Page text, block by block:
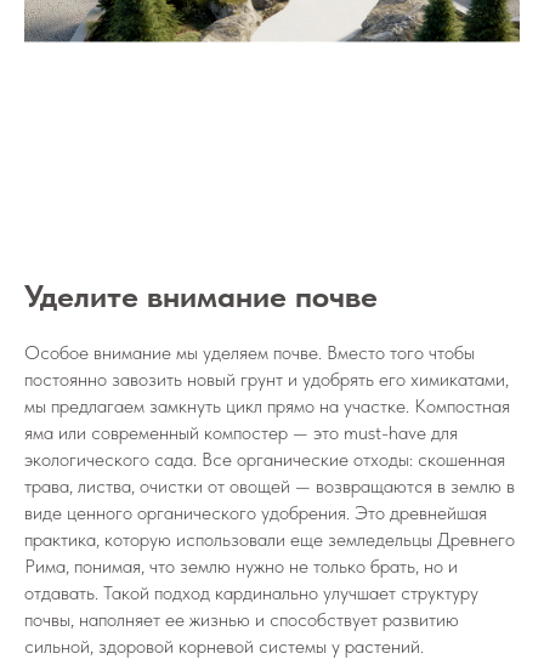
Уделите внимание почве
Особое внимание мы уделяем почве. Вместо того чтобы
постоянно завозить новый грунт и удобрять его химикатами,
мы предлагаем замкнуть цикл прямо на участке. Компостная
яма или современный компостер — это must-have для
экологического сада. Все органические отходы: скошенная
трава, листва, очистки от овощей — возвращаются в землю в
виде ценного органического удобрения. Это древнейшая
практика, которую использовали еще земледельцы Древнего
Рима, понимая, что землю нужно не только брать, но и
отдавать. Такой подход кардинально улучшает структуру
почвы, наполняет ее жизнью и способствует развитию
сильной, здоровой корневой системы у растений.